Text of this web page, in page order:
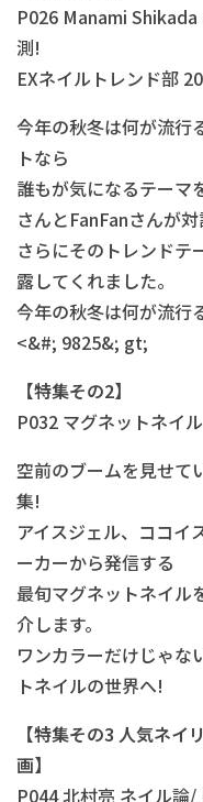
P026 Manami
測!
EXネイルトレンド部
今年の秋冬は何が流行
トなら
誰もが気になるテーマ
さんとFanFanさんが対
さらにそのトレンドテ
露してくれました。
今年の秋冬は何が流行
<&#; 9825&; gt;
【特集その2】
P032 マグネットネイ
空前のブームを見せて
集!
アイスジェル、ココイ
ーカーから発信する
最旬マグネットネイル
介します。
ワンカラーだけじゃな
トネイルの世界へ!
【特集その3 人気ネ
画】
P044 北村亮 ネイル論